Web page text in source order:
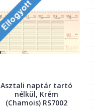
Asztali naptár tartó
nélkül, Krém
(Chamois) RS7002